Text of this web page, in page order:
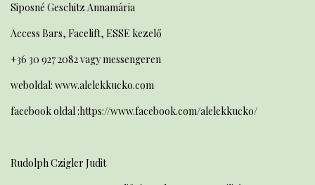
Siposné Geschitz Annamária
Access Bars, Facelift, ESSE kezelő
+36 30 927 2082 vagy messengeren
weboldal: www.alelekkucko.com
facebook oldal :https://www.facebook.com/alelekkucko/
Rudolph Czigler Judit